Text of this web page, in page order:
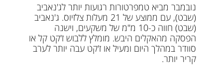
נובמבר מביא טמפרטורות רגועות יותר לג'נאביב
(שבט), עם ממוצע של 21 מעלות צלזיוס. ג'נאביב
(שבט) חווה כ-10 מ"מ של משקעים, וישנה
הפסקה מהאקלים היבש. מומלץ ללבוש ז'קט קל או
סוודר במהלך היום ומעיל או ז'קט עבה יותר לערב
קריר יותר.